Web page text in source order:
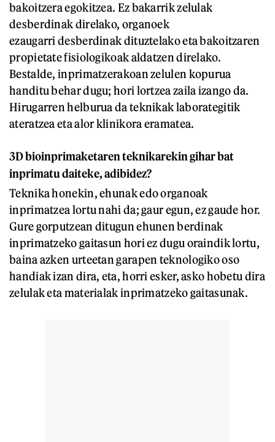
bakoitzera egokitzea. Ez bakarrik zelulak
desberdinak direlako, organoek
ezaugarri desberdinak dituztelako eta bakoitzaren
propietate fisiologikoak aldatzen direlako.
Bestalde, inprimatzerakoan zelulen kopurua
handitu behar dugu; hori lortzea zaila izango da.
Hirugarren helburua da teknikak laborategitik
ateratzea eta alor klinikora eramatea.
3D bioinprimaketaren teknikarekin gihar bat
inprimatu daiteke, adibidez?
Teknika honekin, ehunak edo organoak
inprimatzea lortu nahi da; gaur egun, ez gaude hor.
Gure gorputzean ditugun ehunen berdinak
inprimatzeko gaitasun hori ez dugu oraindik lortu,
baina azken urteetan garapen teknologiko oso
handiak izan dira, eta, horri esker, asko hobetu dira
zelulak eta materialak inprimatzeko gaitasunak.